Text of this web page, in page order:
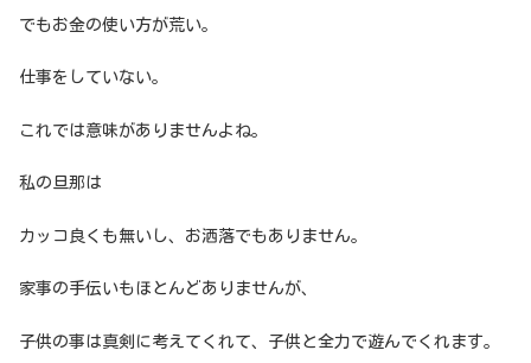
でもお金の使い方が荒い。
仕事をしていない。
これでは意味がありませんよね。
私の旦那は
カッコ良くも無いし、お洒落でもありません。
家事の手伝いもほとんどありませんが、
子供の事は真剣に考えてくれて、子供と全力で遊んでくれます。